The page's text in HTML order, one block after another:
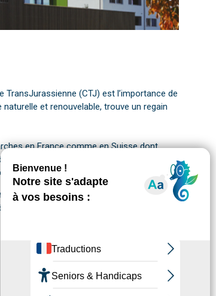
TransJurassienne (CTJ) est l’importance de
et renouvelable, trouve un regain
en France comme en Suisse dont
un secteur soumis à la concurrence
prometteuses ?
Chasseron"le mercredi 7 novembre 2018,
plusieurs intervenants.